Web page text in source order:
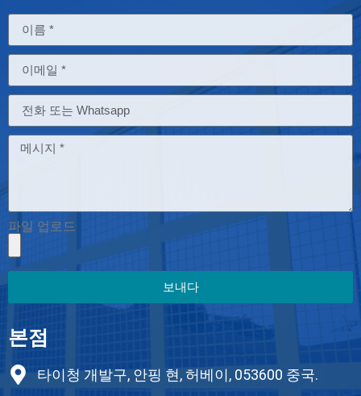
파일 업로드
보내다
본점
타이청 개발구, 안핑 현, 허베이, 053600 중국.